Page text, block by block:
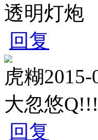
透明灯炮
回复
虎糊2015-
大忽悠
回复